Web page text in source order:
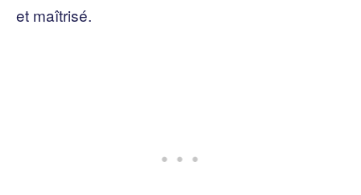
et maîtrisé.